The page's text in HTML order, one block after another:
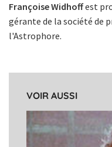
Françoise Widhoffest
gérante de la société de
l'Astrophore.
VOIR AUSSI